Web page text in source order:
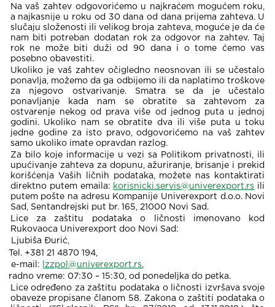
Na vaš zahtev odgovorićemo u najkraćem mogućem roku,
a najkasnije u roku od 30 dana od dana prijema zahteva. U
slučaju složenosti ili velikog broja zahteva, moguće je da će
nam biti potreban dodatan rok za odgovor na zahtev. Taj
rok ne može biti duži od 90 dana i o tome ćemo vas
posebno obavestiti.
Ukoliko je vaš zahtev očigledno neosnovan ili se učestalo
ponavlja, možemo da ga odbijemo ili da naplatimo troškove
za njegovo ostvarivanje. Smatra se da je učestalo
ponavljanje kada nam se obratite sa zahtevom za
ostvarenje nekog od prava više od jednog puta u jednoj
godini. Ukoliko nam se obratite dva ili više puta u toku
jedne godine za isto pravo, odgovorićemo na vaš zahtev
samo ukoliko imate opravdan razlog.
Za bilo koje informacije u vezi sa Politikom privatnosti, ili
upućivanje zahteva za dopunu, ažuriranje, brisanje i prekid
korišćenja Vaših ličnih podataka, možete nas kontaktirati
direktno putem emaila: korisnicki.servis@univerexport.rs ili
putem pošte na adresu Kompanije Univerexport d.o.o. Novi
Sad, Sentandrejski put br. 165, 21000 Novi Sad.
Lice za zaštitu podataka o ličnosti imenovano kod
Rukovaoca Univerexport doo Novi Sad:
Ljubiša Đurić,
Tel. +381 21 4870 194,
e-mail:
lzzpol@univerexport.rs
radno vreme: 07:30 – 15:30, od ponedeljka do petka.
Lice određeno za zaštitu podataka o ličnosti izvršava svoje
obaveze propisane članom 58. Zakona o zaštiti podataka o